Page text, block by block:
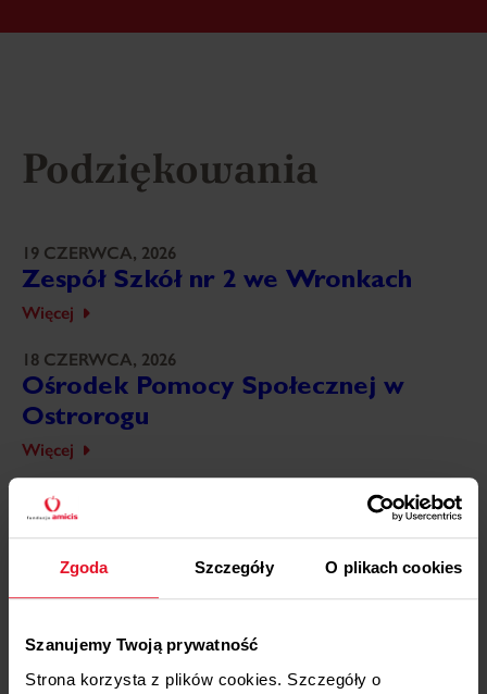
Zgoda Szczegóły O plikach cookies
Szanujemy Twoją prywatność
Strona korzysta z plików cookies. Szczegóły o
Podziękowania
19 CZERWCA, 2026
Zespół Szkół nr 2 we Wronkach
Więcej
18 CZERWCA, 2026
Ośrodek Pomocy Społecznej w
Ostrorogu
Więcej
18 CZERWCA, 2026
Wojewódzki Szpital
Specjalistyczny w Legnicy